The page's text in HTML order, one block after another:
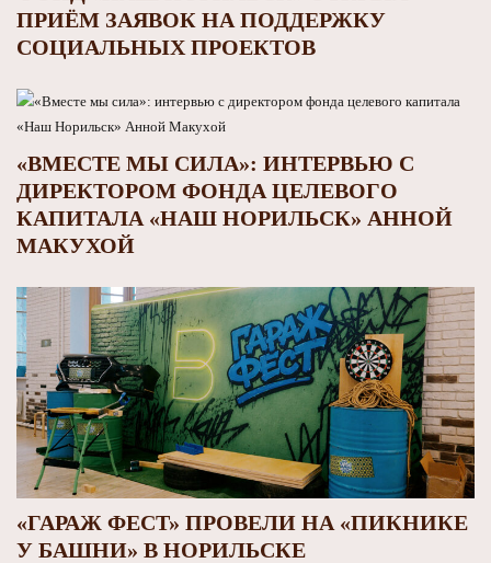
ПРИЁМ ЗАЯВОК НА ПОДДЕРЖКУ
СОЦИАЛЬНЫХ ПРОЕКТОВ
«ВМЕСТЕ МЫ СИЛА»: ИНТЕРВЬЮ С
ДИРЕКТОРОМ ФОНДА ЦЕЛЕВОГО
КАПИТАЛА «НАШ НОРИЛЬСК» АННОЙ
МАКУХОЙ
«ГАРАЖ ФЕСТ» ПРОВЕЛИ НА «ПИКНИКЕ
У БАШНИ» В НОРИЛЬСКЕ